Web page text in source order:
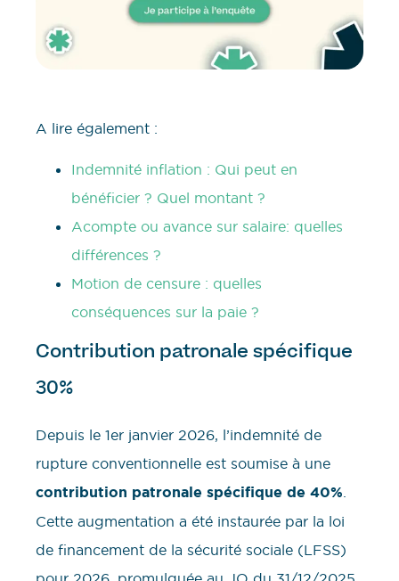
A lire également :
Indemnité inflation : Qui peut en
bénéficier ? Quel montant ?
Acompte ou avance sur salaire: quelles
différences ?
Motion de censure : quelles
conséquences sur la paie ?
Contribution patronale spécifique
30%
Depuis le 1er janvier 2026, l’indemnité de
rupture conventionnelle est soumise à une
contribution patronale spécifique de 40%.
Cette augmentation a été instaurée par la loi
de financement de la sécurité sociale (LFSS)